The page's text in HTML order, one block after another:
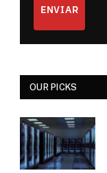
ENVIAR
OUR PICKS